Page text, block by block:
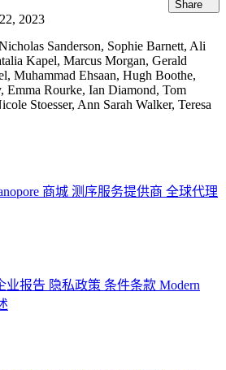
Share
2023
Sanderson, Sophie Barnett, Ali
Kapel, Marcus Morgan, Gerald
Muhammad Ehsaan, Hugh Boothe,
Emma Rourke, Ian Diamond, Tom
Stoesser, Ann Sarah Walker, Teresa
商城 测序服务提供商 全球代理
业报告 隐私政策 条件条款 Modern